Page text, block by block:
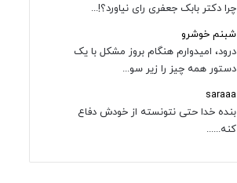
چرا دکتر بابک جعفری رای نیاورد؟!...
شبنم خوشرو
درود، امیدوارم هنگام بروز مشکل با یک
دستور همه چیز را زیر سو...
saraaa
بنده خدا حتی نتونسته از خودش دفاع
کنه......